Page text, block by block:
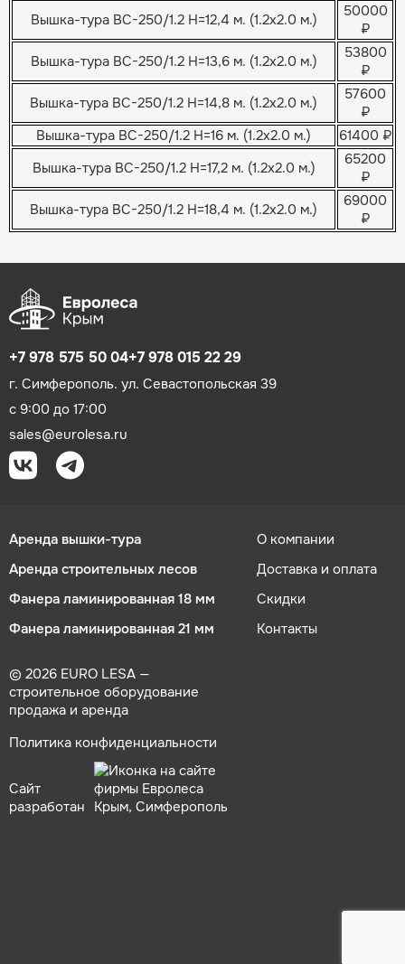
Вышка-тура ВС-250/1.2 H=12,4 м. (1.2х2.0 м.)
50000
₽
Вышка-тура ВС-250/1.2 H=13,6 м. (1.2х2.0 м.)
53800
₽
Вышка-тура ВС-250/1.2 H=14,8 м. (1.2х2.0 м.)
57600
₽
Вышка-тура ВС-250/1.2 H=16 м. (1.2х2.0 м.)
61400 ₽
Вышка-тура ВС-250/1.2 H=17,2 м. (1.2х2.0 м.)
65200
₽
Вышка-тура ВС-250/1.2 H=18,4 м. (1.2х2.0 м.)
69000
₽
+7 978 575 50 04+7 978 015 22 29
г. Симферополь. ул. Севастопольская 39
с 9:00 до 17:00
sales@eurolesa.ru
Аренда вышки-тура
Аренда строительных лесов
Фанера ламинированная 18 мм
Фанера ламинированная 21 мм
О компании
Доставка и оплата
Скидки
Контакты
© 2026 EURO LESA —
строительное оборудование
продажа и аренда
Политика конфиденциальности
Сайт
разработан